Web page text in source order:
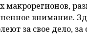
внимание.
за свое дело, за